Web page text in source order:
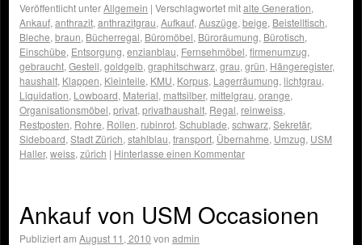
Veröffentlicht unterAllgemein | Verschlagwortet mitalte Generation,
Ankauf, anthrazit, anthrazitgrau, Aufkauf, Auszüge, beige, Beistelltisch,
Bleche, braun, Bücherregal, Büromöbel, Büroräumung, Bürotisch,
Einschübe, Entsorgung, enzianblau, Fernsehmöbel, firmenumzug,
gebraucht, Gestell, goldgelb, graphitschwarz, grau, grün, Hängeregister,
haushalt, Klappen, Kleinteile, KMU, Korpus, Lagerräumung, lichtgrau,
Liquidation, Lowboard, Material, mattsilber, mittelgrau, orange,
Organisationsmöbel, privat, privathaushalt, Regal, reinweiss,
Restposten, Rohre, Rollen, rubinrot, Schublade, schwarz, Sekretär,
Sideboard, Stadt Zürich, stahlblau, transport, Übernahme, Umzug, USM
Haller, weiss, zürich | Hinterlasse einen Kommentar
Ankauf von USM Occasionen
Publiziert am August 11, 2010 von admin